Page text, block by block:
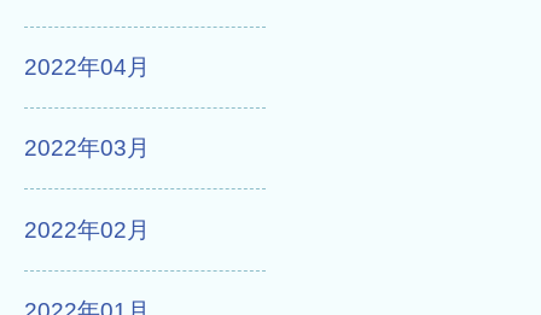
2022年04月
2022年03月
2022年02月